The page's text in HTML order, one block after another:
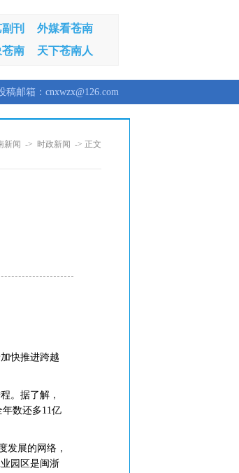
刊
外媒看苍南
苍南 天下苍南人
稿邮箱：cnxwzx@126.com
新闻 -> 时政新闻 -> 正文
快推进跨越
。据了解，
数还多11亿
发展的网络，
园区是闽浙